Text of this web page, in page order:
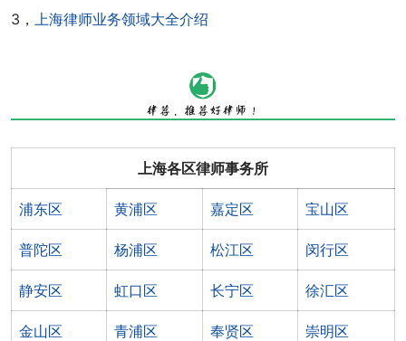
3， 上海律师业务领域大全介绍
上海各区律师事务所
浦东区 黄浦区 嘉定区 宝山区
普陀区 杨浦区 松江区 闵行区
静安区 虹口区 长宁区 徐汇区
金山区 青浦区 奉贤区 崇明区